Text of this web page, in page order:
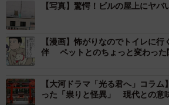
【写真】驚愕！ビルの屋上にヤ
【漫画】怖がりなのでトイレに行
伴 ペットとのちょっと変わった
【大河ドラマ「光る君へ」コラ
った「祟りと怪異」 現代との意